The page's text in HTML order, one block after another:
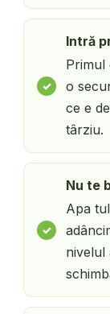
Intră
Primul
o
ce e
târziu.
Nu te
Apa
nivelul